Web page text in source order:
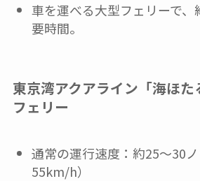
車を運べる大型フェリーで、
要時間。
東京湾アクアライン「海ほ
フェリー
通常の運行速度：約25～30
55km/h）